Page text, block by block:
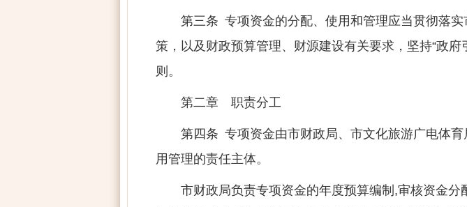
第三条 专项资金的分配、使用和管理应当贯彻落
策，以及财政预算管理、财源建设有关要求，坚持“政
则。
第二章 职责分工
第四条 专项资金由市财政局、市文化旅游广电体
用管理的责任主体。
市财政局负责专项资金的年度预算编制,审核资金